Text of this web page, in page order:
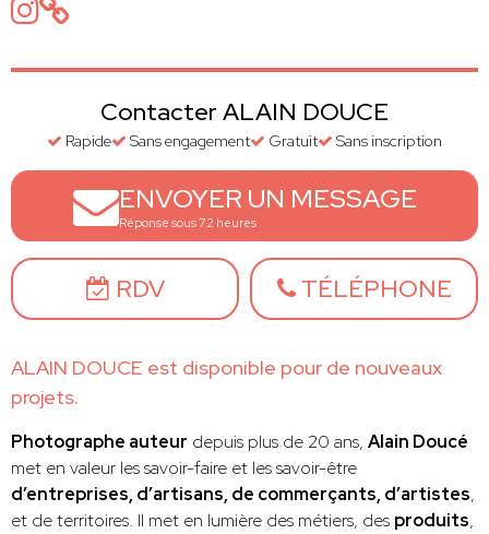
Contacter ALAIN DOUCE
Rapide Sans engagement Gratuit Sans inscription
ENVOYER UN MESSAGE
Réponse sous 72 heures
RDV TÉLÉPHONE
ALAIN DOUCE est disponible pour de nouveaux
projets.
Photographe auteur depuis plus de 20 ans, Alain Doucé
met en valeur les savoir-faire et les savoir-être
d’entreprises, d’artisans, de commerçants, d’artistes,
et de territoires. Il met en lumière des métiers, des produits,